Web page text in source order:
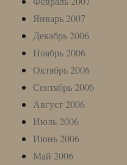
Январь 2007
Декабрь 2006
Ноябрь 2006
Октябрь 2006
Сентябрь 2006
Август 2006
Июль 2006
Июнь 2006
Май 2006